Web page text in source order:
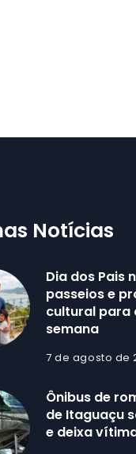
Notícias
Dia dos Pais
passeios e
cultural para
semana
7 de agosto de
Ônibus de
de Itaguaçu
e deixa